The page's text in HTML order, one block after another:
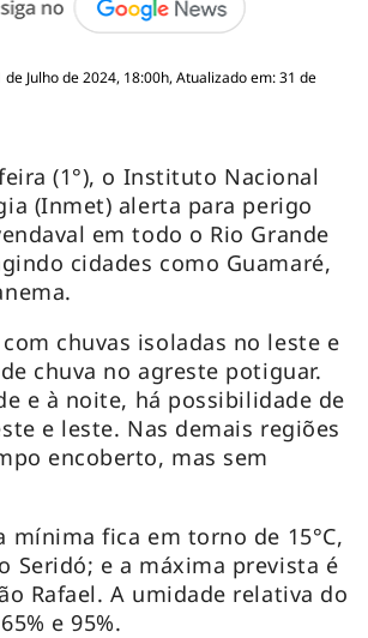
Julho de 2024, 18:00h, Atualizado em: 31 de
(1°), o Instituto Nacional
(Inmet) alerta para perigo
em todo o Rio Grande
cidades como Guamaré,
chuvas isoladas no leste e
chuva no agreste potiguar.
e à noite, há possibilidade de
e leste. Nas demais regiões
encoberto, mas sem
mínima fica em torno de 15°C,
Seridó; e a máxima prevista é
Rafael. A umidade relativa do
e 95%.